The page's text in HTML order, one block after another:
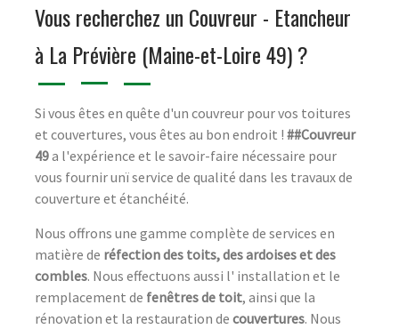
Vous recherchez un Couvreur - Etancheur
à La Prévière (Maine-et-Loire 49) ?
Si vous êtes en quête d'un couvreur pour vos toitures
et couvertures, vous êtes au bon endroit ! ##Couvreur
49a l'expérience et le savoir-faire nécessaire pour
vous fournir unï service de qualité dans les travaux de
couverture et étanchéité.
Nous offrons une gamme complète de services en
matière de réfection des toits, des ardoises et des
combles. Nous effectuons aussi l' installation et le
remplacement de fenêtres de toit, ainsi que la
rénovation et la restauration de couvertures. Nous